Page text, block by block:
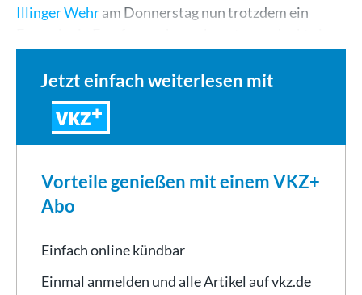
Illinger Wehram Donnerstag nun trotzdem ein
Jetzt einfach weiterlesen mit
VKZ
Vorteile genießen mit einem VKZ+
Abo
Einfach online kündbar
Einmal anmelden und alle Artikel auf vkz.de